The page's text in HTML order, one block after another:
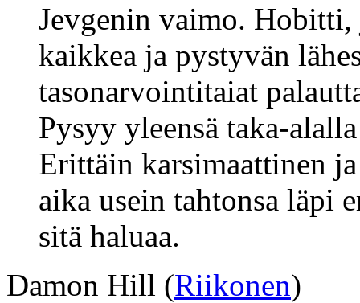
Jevgenin vaimo. Hobitti,
kaikkea ja pystyvän
tasonarvointitaiat
Pysyy yleensä taka-
Erittäin karsimaattinen
aika usein tahtonsa läpi
sitä haluaa.
Damon Hill (Riikonen)